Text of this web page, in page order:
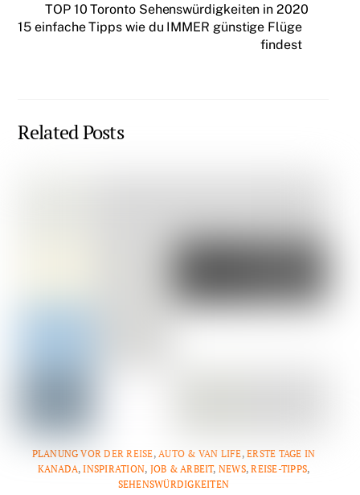
TOP 10 Toronto Sehenswürdigkeiten in 2020
15 einfache Tipps wie du IMMER günstige Flüge
findest
Related Posts
PLANUNG VOR DER REISE, AUTO & VAN LIFE,ERSTE TAGE IN
KANADA,INSPIRATION, JOB & ARBEIT, NEWS,REISE-TIPPS,
SEHENSWÜRDIGKEITEN